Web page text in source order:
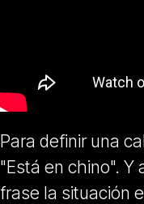
Para definir una
"Está en chino". Y
frase la situación